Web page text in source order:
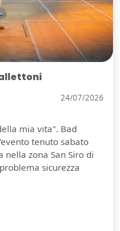
24/07/2026
mia vita". Bad
tenuto sabato
nella zona San Siro di
sicurezza